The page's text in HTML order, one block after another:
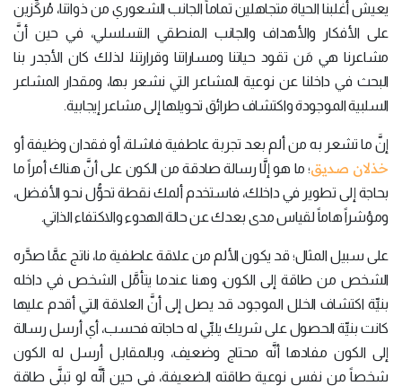
يعيش أغلبنا الحياة متجاهلين تماماً الجانب الشعوري من ذواتنا، مُركِّزين
على الأفكار والأهداف والجانب المنطقي التسلسلي، في حين أنَّ
مشاعرنا هي مَن تقود حياتنا ومساراتنا وقرارتنا، لذلك كان الأجدر بنا
البحث في داخلنا عن نوعية المشاعر التي نشعر بها، ومقدار المشاعر
السلبية الموجودة واكتشاف طرائق تحويلها إلى مشاعر إيجابية.
إنَّ ما تشعر به من ألم بعد تجربة عاطفية فاشلة، أو فقدان وظيفة أو
خذلان صديق؛ ما هو إلَّا رسالة صادقة من الكون على أنَّ هناك أمراً ما
بحاجة إلى تطوير في داخلك، فاستخدم ألمك نقطة تحوُّل نحو الأفضل،
ومؤشراً هاماً لقياس مدى بعدك عن حالة الهدوء والاكتفاء الذاتي.
على سبيل المثال؛ قد يكون الألم من علاقة عاطفية ما، ناتج عمَّا صدَّره
الشخص من طاقة إلى الكون، وهنا عندما يتأمَّل الشخص في داخله
بنيِّة اكتشاف الخلل الموجود، قد يصل إلى أنَّ العلاقة التي أقدم عليها
كانت بنيِّة الحصول على شريك يلبِّي له حاجاته فحسب، أي أرسل رسالة
إلى الكون مفادها أنَّه محتاج وضعيف، وبالمقابل أرسل له الكون
شخصاً من نفس نوعية طاقته الضعيفة، في حين أنَّه لو تبنَّى طاقة